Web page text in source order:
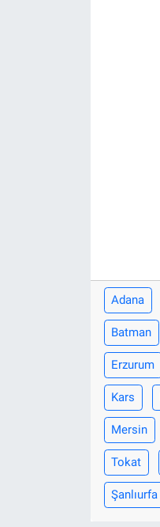
Adana
Batman
Erzurum
Kars
Mersin
Tokat
Şanlıurfa